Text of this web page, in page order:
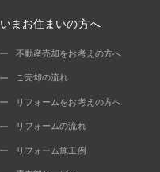
いまお住まいの方へ
不動産売却をお考えの方へ
ご売却の流れ
リフォームをお考えの方へ
リフォームの流れ
リフォーム施工例